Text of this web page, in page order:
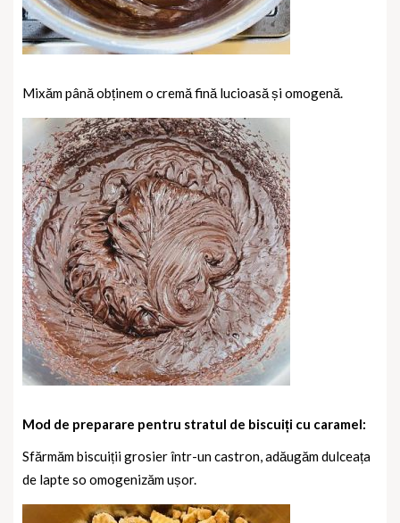
Mixăm până obținem o cremă fină lucioasă și omogenă.
Mod de preparare pentru stratul de biscuiți cu caramel:
Sfărmăm biscuiții grosier într-un castron, adăugăm dulceața
de lapte so omogenizăm ușor.